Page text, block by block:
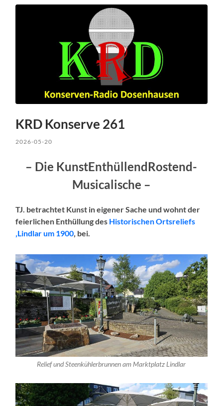
KRD Konserve 261
2026-05-20
– Die KunstEnthüllendRostend-
Musicalische –
TJ. betrachtet Kunst in eigener Sache und wohnt der
feierlichen Enthüllung des Historischen Ortsreliefs
‚Lindlar um 1900‚ bei.
Relief und Steenkühlerbrunnen am Marktplatz Lindlar